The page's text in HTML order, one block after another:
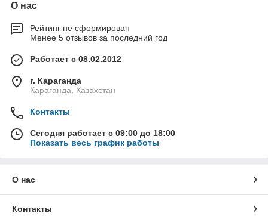
О нас
Рейтинг не сформирован
Менее 5 отзывов за последний год
Работает с 08.02.2012
г. Караганда
Караганда, Казахстан
Контакты
Сегодня работает с 09:00 до 18:00
Показать весь график работы
О нас
Контакты